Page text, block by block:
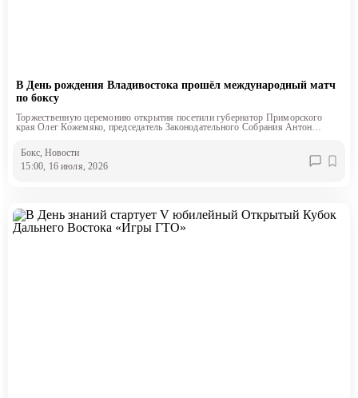
В День рождения Владивостока прошёл международный матч
по боксу
Торжественную церемонию открытия посетили губернатор Приморского
края Олег Кожемяко, председатель Законодательного Собрания Антон
Бокс , Новости
15:00, 16 июля, 2026